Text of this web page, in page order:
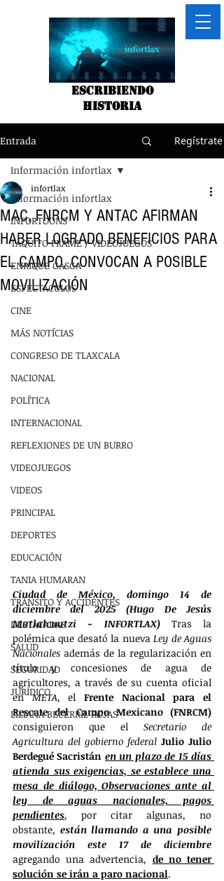
Escribiendo
historia
Entrada Regístrate
Información infortlax
INFORTOONS
TAQUITO FRAME / VIDEOJUEGOS
ENRIQUE GASGA
ESPECTACULOS
CINE
MÁS NOTÍCIAS
CONGRESO DE TLAXCALA
NACIONAL
POLÍTICA
INTERNACIONAL
REFLEXIONES DE UN BURRO
VIDEOJUEGOS
VIDEOS
PRINCIPAL
DEPORTES
EDUCACIÓN
TANIA HUMARAN
TRÁNSITO Y ACCIDENTES
DESTACADAS
SALUD
SEGURIDAD
JURÍDICO
LILIANA BECERRIL ROJAS
Información infortlax
MAC, FNRCM Y ANTAC AFIRMAN
HABER LOGRADO BENEFICIOS PARA
EL CAMPO, CONVOCAN A POSIBLE
MOVILIZACIÓN
infortlax
Ciudad de México, domingo 14 de
diciembre del 2025 (Hugo De Jesús
Matlalcuatzi - INFORTLAX) Tras la
polémica que desató la nueva Ley de Aguas
Nacionales además de la regularización en
título y concesiones de agua de
agricultores, a través de su cuenta oficial
en META, el Frente Nacional para el
Rescate del Campo Mexicano (FNRCM)
consiguieron que el Secretario de
Agricultura del gobierno federal Julio Julio
Berdegué Sacristán en un plazo de 15 días
atienda sus exigencias, se establece una
mesa de diálogo, Observaciones ante al
ley de aguas nacionales, pagos
pendientes, por citar algunas, no
obstante, están llamando a una posible
movilización este 17 de diciembre
agregando una advertencia, de no tener
solución se irán a paro nacional.